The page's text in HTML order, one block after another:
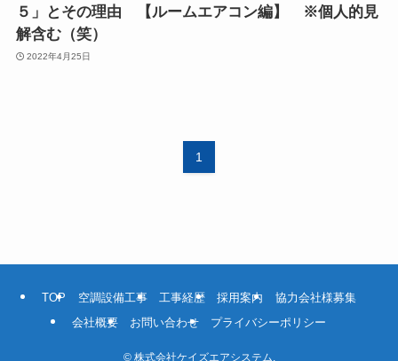
５」とその理由 【ルームエアコン編】 ※個人的見
解含む（笑）
2022年4月25日
1
TOP 空調設備工事 工事経歴 採用案内
協力会社様募集
会社概要
お問い合わせ プライバシーポリシー
©株式会社ケイズエアシステム.